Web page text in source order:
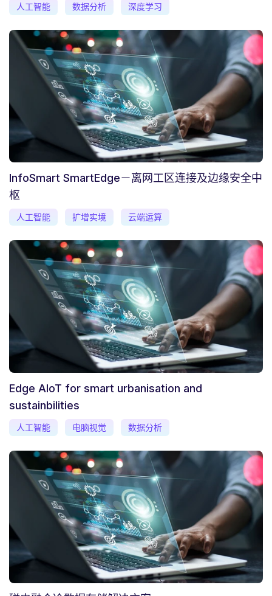
人工智能 数据分析 深度学习
InfoSmart SmartEdge－离网工区连接及边缘安全中
枢
人工智能 扩增实境 云端运算
Edge AIoT for smart urbanisation and
sustainbilities
人工智能 电脑视觉 数据分析